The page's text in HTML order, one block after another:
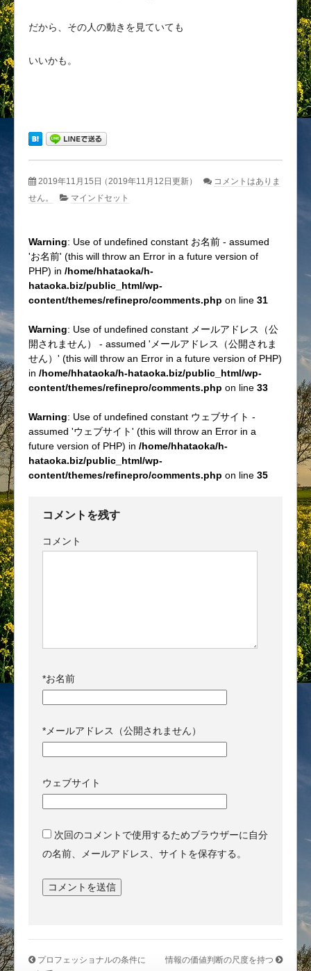
だから、その人の動きを見ていても
いいかも。
2019年11月15日（2019年11月12日更新）
コメントはありま
せん。
マインドセット
Warning: Use of undefined constant お名前 - assumed
'お名前' (this will throw an Error in a future version of
PHP) in /home/hhataoka/h-
hataoka.biz/public_html/wp-
content/themes/refinepro/comments.php on line 31
Warning: Use of undefined constant メールアドレス（公
開されません） - assumed 'メールアドレス（公開されま
せん）' (this will throw an Error in a future version of PHP)
in /home/hhataoka/h-hataoka.biz/public_html/wp-
content/themes/refinepro/comments.php on line 33
Warning: Use of undefined constant ウェブサイト -
assumed 'ウェブサイト' (this will throw an Error in a
future version of PHP) in /home/hhataoka/h-
hataoka.biz/public_html/wp-
content/themes/refinepro/comments.php on line 35
コメントを残す
コメント
*お名前
* メールアドレス（公開されません）
ウェブサイト
次回のコメントで使用するためブラウザーに自分
の名前、メールアドレス、サイトを保存する。
プロフェッショナルの条件に
情報の価値判断の尺度を持つ